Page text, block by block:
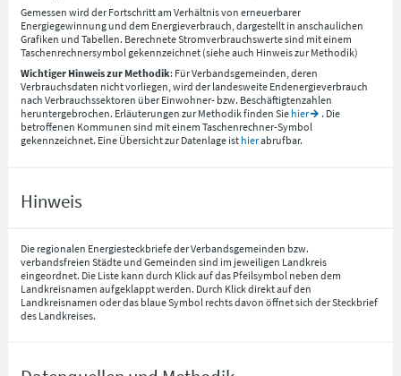
Gemessen wird der Fortschritt am Verhältnis von erneuerbarer
Energiegewinnung und dem Energieverbrauch, dargestellt in anschaulichen
Grafiken und Tabellen. Berechnete Stromverbrauchswerte sind mit einem
Taschenrechnersymbol gekennzeichnet (siehe auch Hinweis zur Methodik)
Wichtiger Hinweis zur Methodik: Für Verbandsgemeinden, deren
Verbrauchsdaten nicht vorliegen, wird der landesweite Endenergieverbrauch
nach Verbrauchssektoren über Einwohner- bzw. Beschäftigtenzahlen
heruntergebrochen. Erläuterungen zur Methodik finden Sie hier
. Die
betroffenen Kommunen sind mit einem Taschenrechner-Symbol
gekennzeichnet. Eine Übersicht zur Datenlage ist hierabrufbar.
Hinweis
Die regionalen Energiesteckbriefe der Verbandsgemeinden bzw.
verbandsfreien Städte und Gemeinden sind im jeweiligen Landkreis
eingeordnet. Die Liste kann durch Klick auf das Pfeilsymbol neben dem
Landkreisnamen aufgeklappt werden. Durch Klick direkt auf den
Landkreisnamen oder das blaue Symbol rechts davon öffnet sich der Steckbrief
des Landkreises.